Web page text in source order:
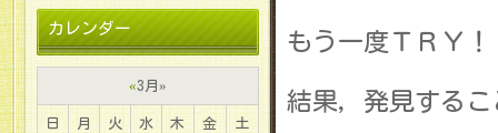
もう一度ＴＲＹ！
結果，発見する
カレンダー
«3月»
日 月 火 水 木 金 土